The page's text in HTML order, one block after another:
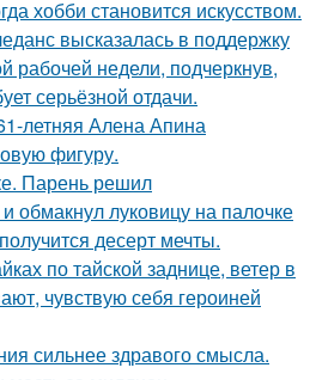
хобби становится искусством.
высказалась в поддержку
рабочей недели, подчеркнув,
серьёзной отдачи.
летняя Алена Апина
фигуру.
Парень решил
обмакнул луковицу на палочке
десерт мечты.
по тайской заднице, ветер в
чувствую себя героиней
сильнее здравого смысла.